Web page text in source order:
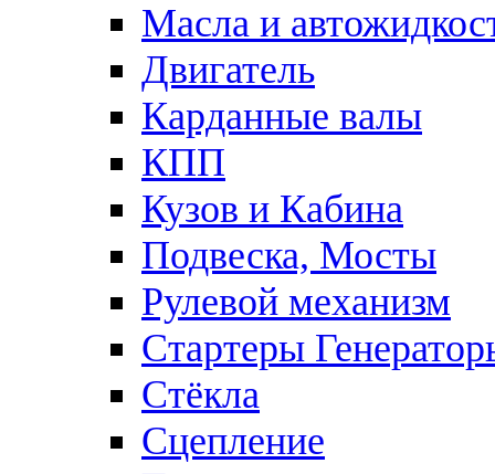
Масла и
Двигатель
Карданные валы
КПП
Кузов и Кабина
Подвеска, Мосты
Рулевой механизм
Стартеры
Стёкла
Сцепление